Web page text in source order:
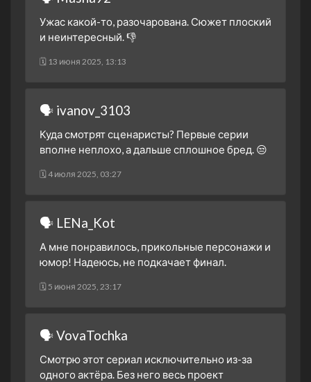
Ужас какой-то, разочарована. Сюжет плоский
и неинтересный. 👎
🗓 13 июня 2025, 13:13
🗣 ivanov_3103
Куда смотрят сценаристы? Первые серии
вполне неплохо, а дальше сплошное бред. 😒
🗓 4 июля 2025, 03:27
🗣 LENa_Kot
А мне понравилось, прикольные персонажи и
юмор! Надеюсь, не подкачает финал.
🗓 5 июня 2025, 23:17
🗣 VovaTochka
Смотрю этот сериал исключительно из-за
одного актёра. Без него весь проект